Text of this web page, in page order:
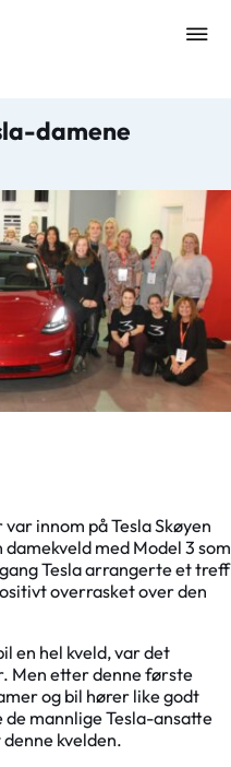
damene
innom på Tesla Skøyen
med Model 3 som
Tesla arrangerte et treff
overrasket over den
en hel kveld, var det
Men etter denne første
og bil hører like godt
de mannlige Tesla-ansatte
kvelden.